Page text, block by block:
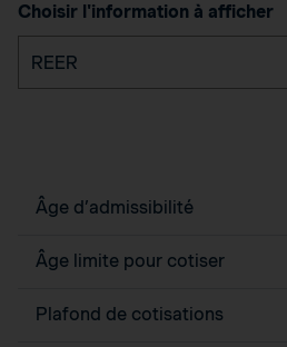
Choisir l'information à afficher
Âge d’admissibilité
Âge limite pour cotiser
Plafond de cotisations